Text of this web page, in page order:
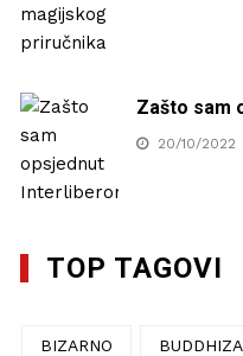
Zašto sam
20/10/2022
TOP TAGOVI
BIZARNO